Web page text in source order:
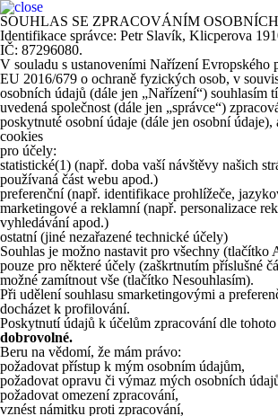
SOUHLAS SE ZPRACOVÁNÍM
Identifikace správce: Petr Slavík, Klicperova
IČ: 87296080.
V souladu s ustanoveními Nařízení Evropského
EU 2016/679 o ochraně fyzických osob, v
osobních údajů (dále jen „Nařízení“) souhlasím
uvedená společnost (dále jen „správce“)
poskytnuté osobní údaje (dále jen osobní údaje),
cookies
pro účely:
statistické(1) (např. doba vaší návštěvy našich
používaná část webu apod.)
preferenční (např. identifikace prohlížeče,
marketingové a reklamní (např. personalizace
vyhledávání apod.)
ostatní (jiné nezařazené technické účely)
Souhlas je možno nastavit pro všechny (tlačítko
pouze pro některé účely (zaškrtnutím příslušné
možné zamítnout vše (tlačítko Nesouhlasím).
Při udělení souhlasu smarketingovými a
docházet k profilování.
Poskytnutí údajů k účelům zpracování dle
dobrovolné.
Beru na vědomí, že mám právo:
požadovat přístup k mým osobním údajům,
požadovat opravu či výmaz mých osobních
požadovat omezení zpracování,
vznést námitku proti zpracování,